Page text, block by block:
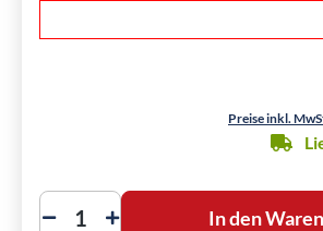
Preise inkl.
In den